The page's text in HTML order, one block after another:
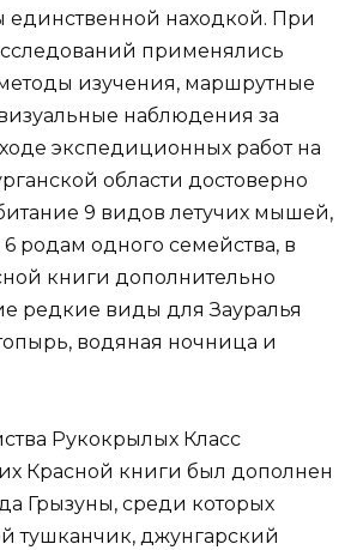
единственной находкой. При
применялись
изучения, маршрутные
наблюдения за
экспедиционных работ на
области достоверно
9 видов летучих мышей,
родам одного семейства, в
книги дополнительно
редкие виды для Зауралья
водяная ночница и
Рукокрылых Класс
Красной книги был дополнен
Грызуны, среди которых
тушканчик, джунгарский